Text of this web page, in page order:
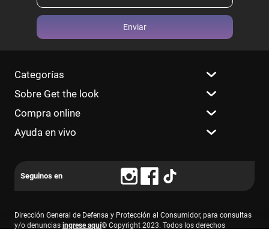
Enviar
Categorías
Sobre Get the look
Compra online
Ayuda en vivo
Dirección General de Defensa y Protección al Consumidor, para consultas
y/o denuncias ingrese aquí© Copyright 2023. Todos los derechos